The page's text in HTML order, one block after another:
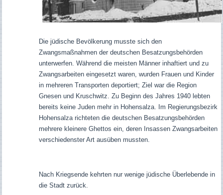
Die jüdische Bevölkerung musste sich den
Zwangsmaßnahmen der deutschen Besatzungsbehörden
unterwerfen. Während die meisten Männer inhaftiert und zu
Zwangsarbeiten eingesetzt waren, wurden Frauen und Kinder
in mehreren Transporten deportiert; Ziel war die Region
Gnesen und Kruschwitz. Zu Beginn des Jahres 1940 lebten
bereits keine Juden mehr in Hohensalza. Im Regierungsbezirk
Hohensalza richteten die deutschen Besatzungsbehörden
mehrere kleinere Ghettos ein, deren Insassen Zwangsarbeiten
verschiedenster Art ausüben mussten.
Nach Kriegsende kehrten nur wenige jüdische Überlebende in
die Stadt zurück.